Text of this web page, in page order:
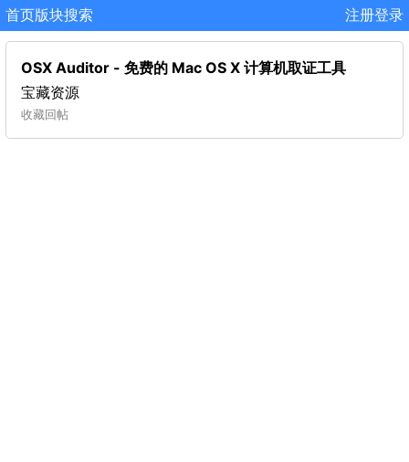
首页版块搜索 注册登录
OSX Auditor - 免费的 Mac OS X 计算机取证工具
宝藏资源
收藏回帖